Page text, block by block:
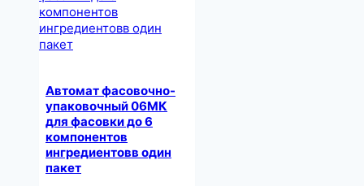
Автомат фасовочно-
упаковочный 06МК
для фасовки до 6
компонентов
ингредиентовв один
пакет